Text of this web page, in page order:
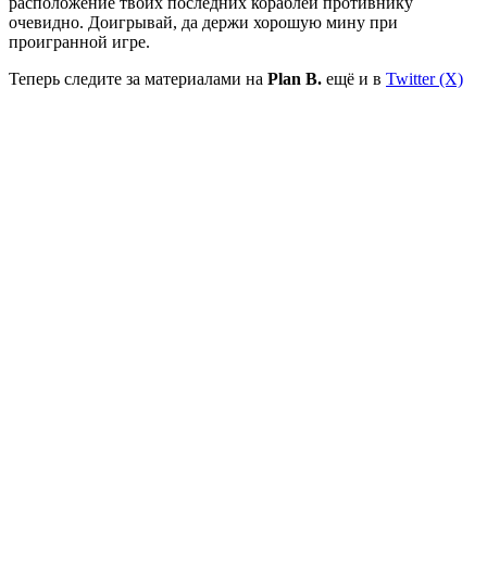
очевидно. Доигрывай, да держи хорошую мину при
проигранной игре.
Теперь следите за материалами на Plan B. ещё и в Twitter (X)